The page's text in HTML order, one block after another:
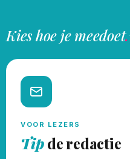
Kies hoe je meedoet.
VOOR LEZERS
Tipde redactie